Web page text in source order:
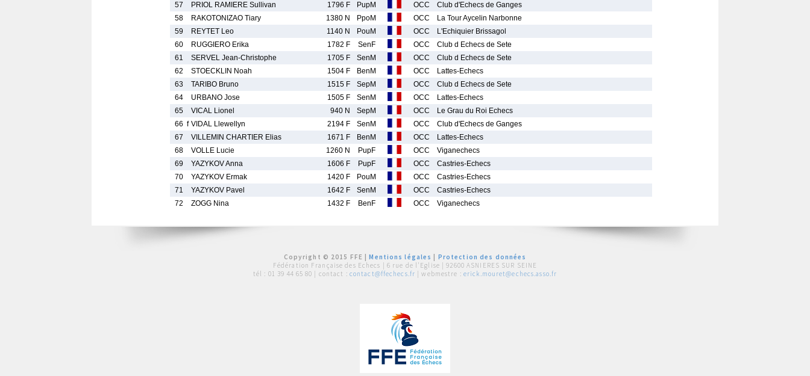
57
PRIOL RAMIERE Sullivan 1796 F PupM OCC
Club d'Echecs de Ganges
58
RAKOTONIZAO Tiary 1380 N PpoM OCC
La Tour Aycelin Narbonne
59
REYTET Leo 1140 N PouM OCC
L'Echiquier Brissagol
60
RUGGIERO Erika 1782 F SenF OCC
Club d Echecs de Sete
61
SERVEL Jean-Christophe 1705 F SenM OCC
Club d Echecs de Sete
62
STOECKLIN Noah 1504 F BenM OCC
Lattes-Echecs
63
TARIBO Bruno 1515 F SepM OCC
Club d Echecs de Sete
64
URBANO Jose 1505 F SenM OCC
Lattes-Echecs
65
VICAL Lionel 940 N SepM OCC
Le Grau du Roi Echecs
66 f VIDAL Llewellyn 2194 F SenM OCC
Club d'Echecs de Ganges
67
VILLEMIN CHARTIER Elias 1671 F BenM OCC
Lattes-Echecs
68
VOLLE Lucie 1260 N PupF OCC
Viganechecs
69
YAZYKOV Anna 1606 F PupF OCC
Castries-Echecs
70
YAZYKOV Ermak 1420 F PouM OCC
Castries-Echecs
71
YAZYKOV Pavel 1642 F SenM OCC
Castries-Echecs
72
ZOGG Nina 1432 F BenF OCC Viganechecs
Copyright © 2015 FFE |Mentions légales
Protection des données
Fédération Française des Echecs | 6 rue de l'Eglise | 92600 ASNIERES SUR SEINE
tél : 01 39 44 65 80 | contact : contact@ffechecs.fr | webmestre : erick.mouret@echecs.asso.fr